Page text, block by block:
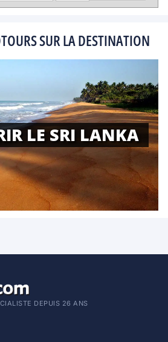
SUR LA DESTINATION
LE SRI LANKA
DEPUIS 26 ANS